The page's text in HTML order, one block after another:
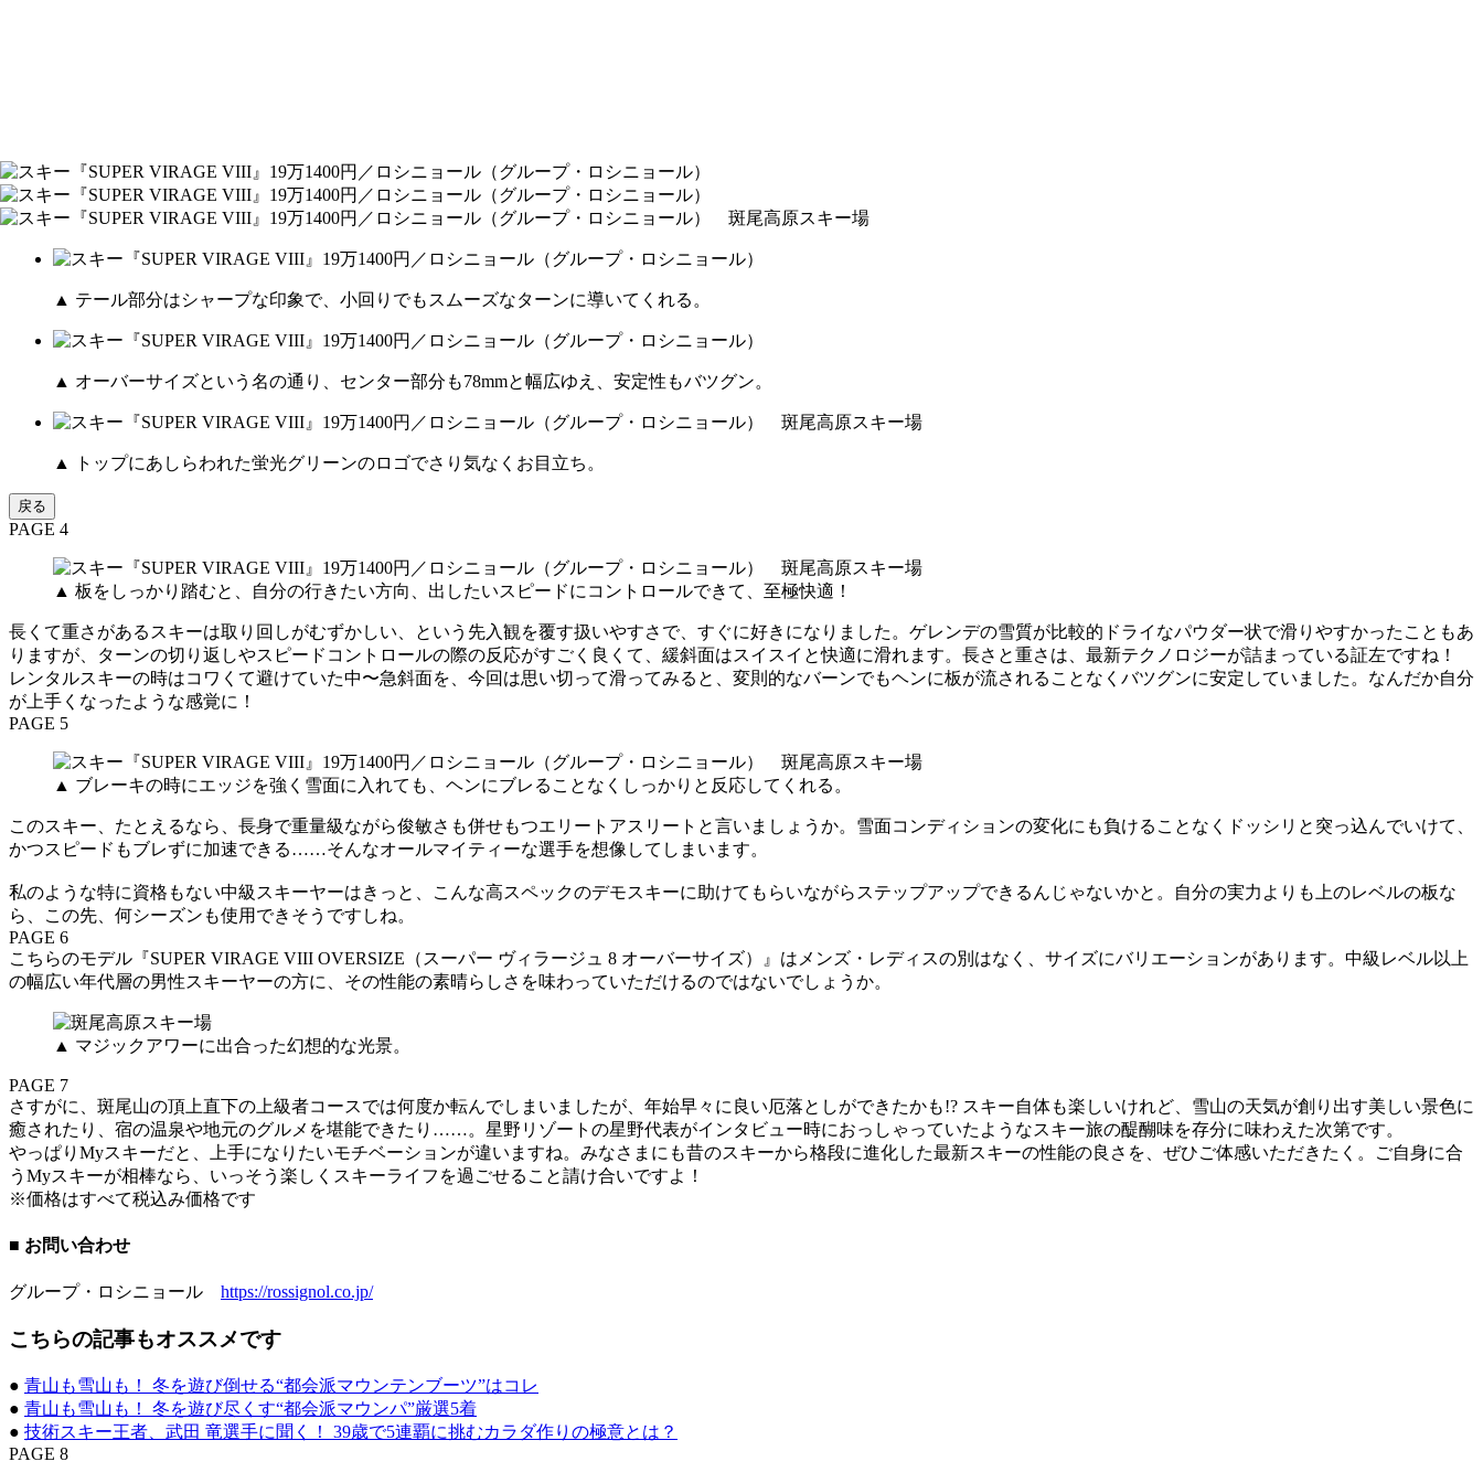
▲ テール部分はシャープな印象で、小回りでもスムーズなターンに導いてくれる。
▲ オーバーサイズという名の通り、センター部分も78mmと幅広ゆえ、安定性もバツグン。
▲ トップにあしらわれた蛍光グリーンのロゴでさり気なくお目立ち。
戻る
PAGE 4
▲ 板をしっかり踏むと、自分の行きたい方向、出したいスピードにコントロールできて、至極快適！
長くて重さがあるスキーは取り回しがむずかしい、という先入観を覆す扱いやすさで、すぐに好きになりました。ゲレンデの雪質が比較的ドライなパウダー状で滑りやすかったこともあ
りますが、ターンの切り返しやスピードコントロールの際の反応がすごく良くて、緩斜面はスイスイと快適に滑れます。長さと重さは、最新テクノロジーが詰まっている証左ですね！
レンタルスキーの時はコワくて避けていた中〜急斜面を、今回は思い切って滑ってみると、変則的なバーンでもヘンに板が流されることなくバツグンに安定していました。なんだか自分
が上手くなったような感覚に！
PAGE 5
▲ ブレーキの時にエッジを強く雪面に入れても、ヘンにブレることなくしっかりと反応してくれる。
このスキー、たとえるなら、長身で重量級ながら俊敏さも併せもつエリートアスリートと言いましょうか。雪面コンディションの変化にも負けることなくドッシリと突っ込んでいけて、
かつスピードもブレずに加速できる……そんなオールマイティーな選手を想像してしまいます。
私のような特に資格もない中級スキーヤーはきっと、こんな高スペックのデモスキーに助けてもらいながらステップアップできるんじゃないかと。自分の実力よりも上のレベルの板な
ら、この先、何シーズンも使用できそうですしね。
PAGE 6
こちらのモデル『SUPER VIRAGE VIII OVERSIZE（スーパー ヴィラージュ 8 オーバーサイズ）』はメンズ・レディスの別はなく、サイズにバリエーションがあります。中級レベル以上
の幅広い年代層の男性スキーヤーの方に、その性能の素晴らしさを味わっていただけるのではないでしょうか。
▲ マジックアワーに出合った幻想的な光景。
PAGE 7
さすがに、斑尾山の頂上直下の上級者コースでは何度か転んでしまいましたが、年始早々に良い厄落としができたかも!? スキー自体も楽しいけれど、雪山の天気が創り出す美しい景色に
癒されたり、宿の温泉や地元のグルメを堪能できたり……。星野リゾートの星野代表がインタビュー時におっしゃっていたようなスキー旅の醍醐味を存分に味わえた次第です。
やっぱりMyスキーだと、上手になりたいモチベーションが違いますね。みなさまにも昔のスキーから格段に進化した最新スキーの性能の良さを、ぜひご体感いただきたく。ご自身に合
うMyスキーが相棒なら、いっそう楽しくスキーライフを過ごせること請け合いですよ！
※価格はすべて税込み価格です
■ お問い合わせ
グループ・ロシニョール https://rossignol.co.jp/
こちらの記事もオススメです
● 青山も雪山も！ 冬を遊び倒せる“都会派マウンテンブーツ”はコレ
● 青山も雪山も！ 冬を遊び尽くす“都会派マウンパ”厳選5着
● 技術スキー王者、武田 竜選手に聞く！ 39歳で5連覇に挑むカラダ作りの極意とは？
PAGE 8